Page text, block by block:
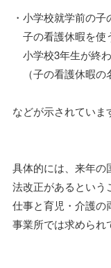
・小学校就学前の
子の看護休暇を使
小学校3年生が終
（子の看護休暇の
などが示されていま
具体的には、来年の
法改正があるという
仕事と育児・介護の
事業所では求められ